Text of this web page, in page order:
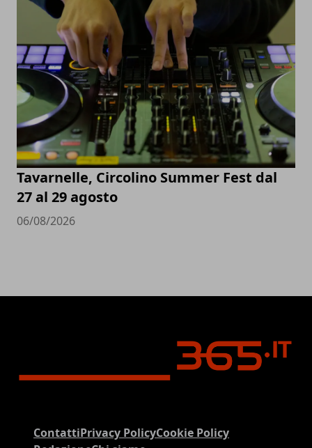
Tavarnelle, Circolino Summer Fest dal
27 al 29 agosto
06/08/2026
ContattiPrivacy PolicyCookie Policy